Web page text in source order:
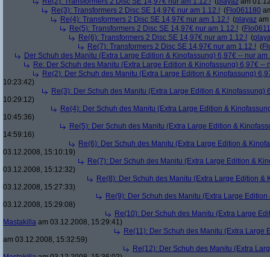
Re(3): Transformers 2 Disc SE 14,97€ nur am 1.12.! (Flo061180
Re(4): Transformers 2 Disc SE 14,97€ nur am 1.12.! (playaz
Re(5): Transformers 2 Disc SE 14,97€ nur am 1.12.! (
Re(6): Transformers 2 Disc SE 14,97€ nur am 1.12.! (
Re(7): Transformers 2 Disc SE 14,97€ nur am 1.12.! (
Der Schuh des Manitu (Extra Large Edition & Kinofassung) 6,97€ -- nur am
Re: Der Schuh des Manitu (Extra Large Edition & Kinofassung) 6,97€ --
Re(2): Der Schuh des Manitu (Extra Large Edition & Kinofassung)
10:23:42)
Re(3): Der Schuh des Manitu (Extra Large Edition & Kinofassung)
10:29:12)
Re(4): Der Schuh des Manitu (Extra Large Edition &
10:45:36)
Re(5): Der Schuh des Manitu (Extra Large Edition &
14:59:16)
Re(6): Der Schuh des Manitu (Extra Large Edition &
03.12.2008, 15:10:19)
Re(7): Der Schuh des Manitu (Extra Large Edition &
03.12.2008, 15:12:32)
Re(8): Der Schuh des Manitu (Extra Large Edition &
03.12.2008, 15:27:33)
Re(9): Der Schuh des Manitu (Extra Large
03.12.2008, 15:29:08)
Re(10): Der Schuh des Manitu (Extra Large
Mastakilla am 03.12.2008, 15:29:41)
Re(11): Der Schuh des Manitu (Extra Large
am 03.12.2008, 15:32:59)
Re(12): Der Schuh des Manitu (Extra